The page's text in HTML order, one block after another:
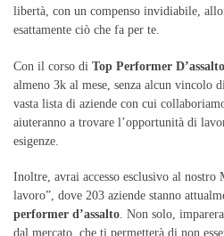
libertà, con un compenso invidiabile,
esattamente ciò che fa per te.
Con il corso di Top Performer D’assalto
almeno 3k al mese, senza alcun vincolo
vasta lista di aziende con cui
aiuteranno a trovare l’opportunità di
esigenze.
Inoltre, avrai accesso esclusivo al
lavoro”, dove 203 aziende stanno
performer d’assalto. Non solo,
dal mercato, che ti permetterà di non